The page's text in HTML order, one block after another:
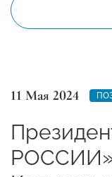
11 Мая 2024
РОССИИ»